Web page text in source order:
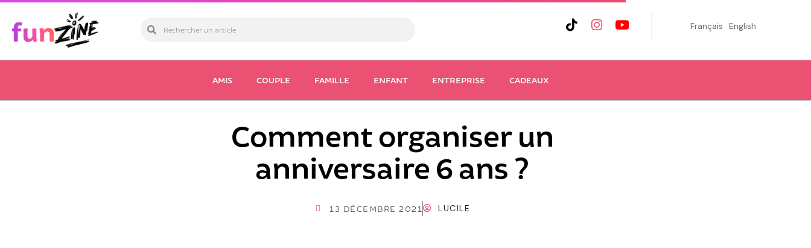
Français English
AMIS COUPLE FAMILLE ENFANT ENTREPRISE CADEAUX
Comment organiser un
anniversaire 6 ans ?
13 DÉCEMBRE 2021 LUCILE